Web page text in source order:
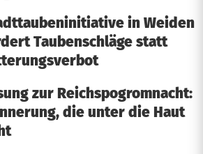
in Weiden
Taubenschläge statt
zur Reichspogromnacht:
die unter die Haut